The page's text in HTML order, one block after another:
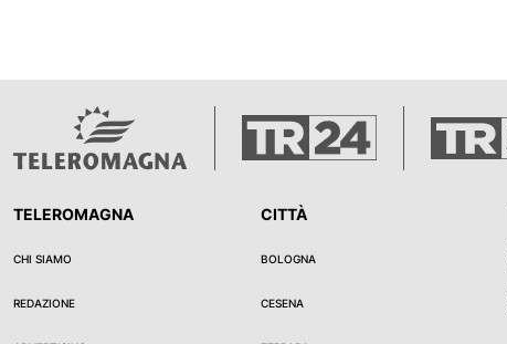
TELEROMAGNA
CHI SIAMO
REDAZIONE
CITTÀ
BOLOGNA
CESENA